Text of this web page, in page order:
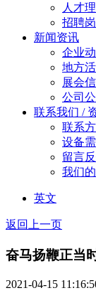
人才
招聘
新闻资讯
企业
地方
展会
公司
联系我们 /
联系
设备
留言
我们
英文
返回上一页
奋马扬鞭正当
2021-04-15